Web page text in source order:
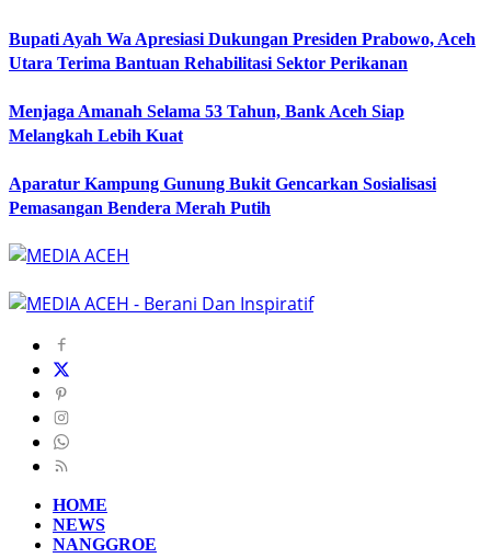
Bupati Ayah Wa Apresiasi Dukungan Presiden Prabowo, Aceh
Utara Terima Bantuan Rehabilitasi Sektor Perikanan
Menjaga Amanah Selama 53 Tahun, Bank Aceh Siap
Melangkah Lebih Kuat
Aparatur Kampung Gunung Bukit Gencarkan Sosialisasi
Pemasangan Bendera Merah Putih
HOME
NEWS
NANGGROE